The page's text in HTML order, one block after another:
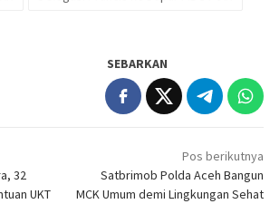
SEBARKAN
32
UKT
Pos berikutnya
Satbrimob Polda Aceh Bangun
MCK Umum demi Lingkungan Sehat